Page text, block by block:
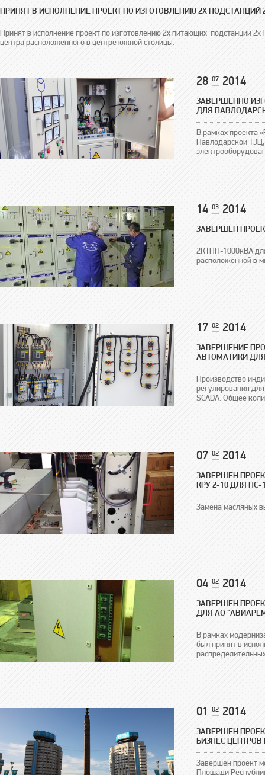
ПРИНЯТ В ИСПОЛНЕНИЕ ПРОЕКТ ПО ИЗГОТОВЛЕНИЮ 2Х ПОДСТАНЦИЙ
Принят в исполнение проект по изготовлению 2х питающих подстанций
центра расположенного в центре южной столицы.
28 07 2014
ЗАВЕРШЕННО
ДЛЯ
В рамках проекта
Павлодарской
14 03 2014
ЗАВЕРШЕН
2КТПП-1000кВА
расположенной в
17 02 2014
ЗАВЕРШЕНИЕ
АВТОМАТИКИ
Производство
регулирования
SCADA. Общее
07 02 2014
ЗАВЕРШЕН
КРУ 2-10 ДЛЯ ПС-
Замена масляных
04 02 2014
ЗАВЕРШЕН
ДЛЯ АО
В рамках
был принят в
01 02 2014
ЗАВЕРШЕН
БИЗНЕС
Завершен проект
Площади